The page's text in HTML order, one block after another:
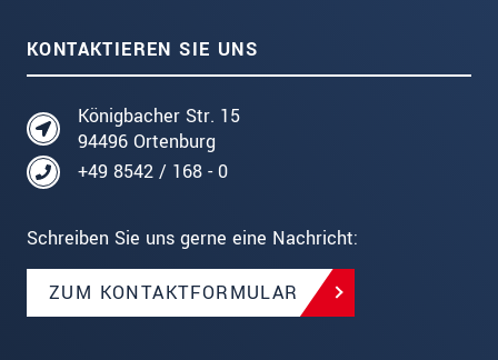
KONTAKTIEREN SIE UNS
Königbacher Str. 15
94496 Ortenburg
+49 8542 / 168 - 0
Schreiben Sie uns gerne eine Nachricht:
ZUM KONTAKTFORMULAR